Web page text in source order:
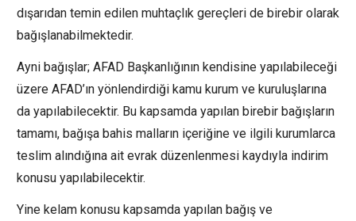
dışarıdan temin edilen muhtaçlık gereçleri de birebir olarak
bağışlanabilmektedir.
Ayni bağışlar; AFAD Başkanlığının kendisine yapılabileceği
üzere AFAD’ın yönlendirdiği kamu kurum ve kuruluşlarına
da yapılabilecektir. Bu kapsamda yapılan birebir bağışların
tamamı, bağışa bahis malların içeriğine ve ilgili kurumlarca
teslim alındığına ait evrak düzenlenmesi kaydıyla indirim
konusu yapılabilecektir.
Yine kelam konusu kapsamda yapılan bağış ve